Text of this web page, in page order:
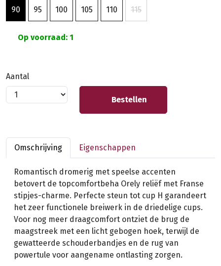
90 95 100 105 110 115
Op voorraad: 1
Aantal
Bestellen
Omschrijving Eigenschappen
Romantisch dromerig met speelse accenten
betovert de topcomfortbeha Orely reliëf met Franse
stipjes-charme. Perfecte steun tot cup H garandeert
het zeer functionele breiwerk in de driedelige cups.
Voor nog meer draagcomfort ontziet de brug de
maagstreek met een licht gebogen hoek, terwijl de
gewatteerde schouderbandjes en de rug van
powertule voor aangename ontlasting zorgen.